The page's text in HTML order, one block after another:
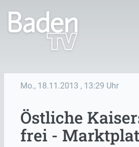
Mo., 18.11.2013 , 13:29 Uhr
Östliche
frei -